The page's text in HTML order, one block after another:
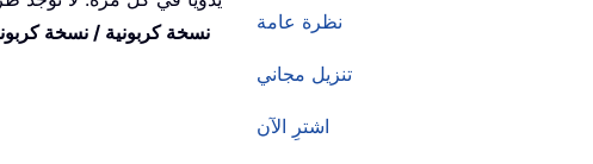
نظرة عامة
تنزيل مجاني
اشترِ الآن
نسخة كربونية / نسخة